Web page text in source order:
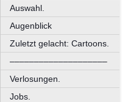
Auswahl.
Augenblick
Zuletzt gelacht: Cartoons.
––––––––––––––––––––
Verlosungen.
Jobs.